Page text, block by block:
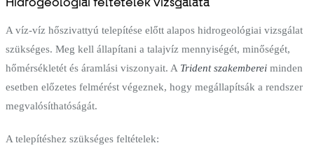
A víz-víz hőszivattyú telepítése előtt alapos hidrogeológiai vizsgálat
szükséges. Meg kell állapítani a talajvíz mennyiségét, minőségét,
hőmérsékletét és áramlási viszonyait. A Trident szakemberei minden
esetben előzetes felmérést végeznek, hogy megállapítsák a rendszer
megvalósíthatóságát.
A telepítéshez szükséges feltételek: